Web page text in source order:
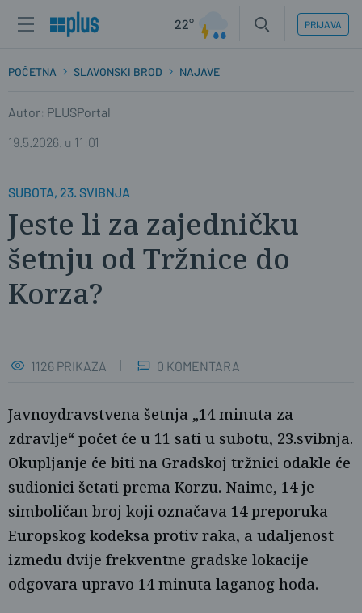
22° PRIJAVA
POČETNA SLAVONSKI BROD NAJAVE
Autor: PLUSPortal
19.5.2026. u 11:01
SUBOTA, 23. SVIBNJA
Jeste li za zajedničku
šetnju od Tržnice do
Korza?
1126 PRIKAZA 0 KOMENTARA
Javnoydravstvena šetnja „14 minuta za
zdravlje“ počet će u 11 sati u subotu, 23.svibnja.
Okupljanje će biti na Gradskoj tržnici odakle će
sudionici šetati prema Korzu. Naime, 14 je
simboličan broj koji označava 14 preporuka
Europskog kodeksa protiv raka, a udaljenost
između dvije frekventne gradske lokacije
odgovara upravo 14 minuta laganog hoda.